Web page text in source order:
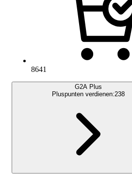
8641
G2A Plus
Pluspunten verdienen:238